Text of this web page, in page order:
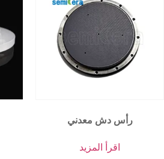
رأس دش معدني
اقرأ المزيد